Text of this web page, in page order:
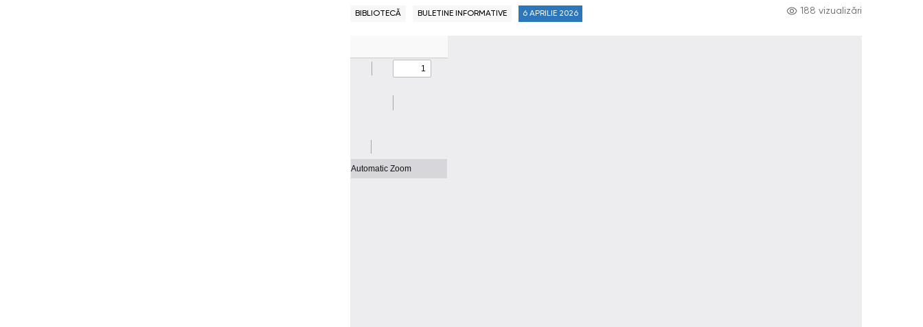
BIBLIOTECĂ BULETINE INFORMATIVE 6 APRILIE 2026 188 vizualizări